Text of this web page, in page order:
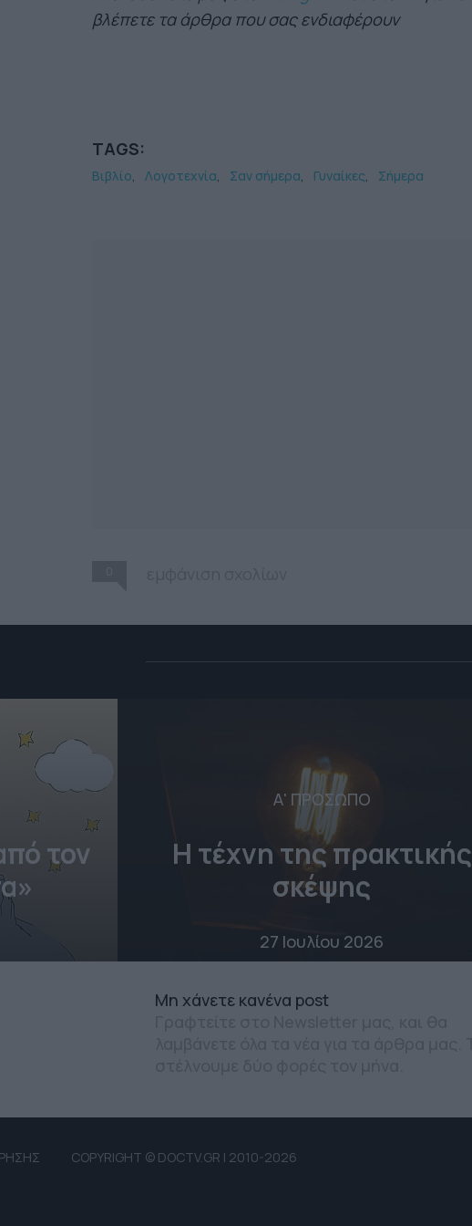
βλέπετε τα άρθρα που σας ενδιαφέρουν
TAGS:
Βιβλίο Λογοτεχνία Σαν σήμερα Γυναίκες Σήμερα
τον
Α' ΠΡΟΣΩΠΟ
Η τέχνη της πρακτικής
σκέψης
27 Ιουλίου 2026
Mη χάνετε κανένα post
COPYRIGHT © DOCTV.GR | 2010-2026